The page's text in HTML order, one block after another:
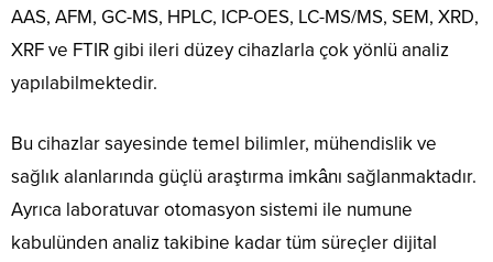
AAS, AFM, GC-MS, HPLC, ICP-OES, LC-MS/MS, SEM, XRD,
XRF ve FTIR gibi ileri düzey cihazlarla çok yönlü analiz
yapılabilmektedir.
Bu cihazlar sayesinde temel bilimler, mühendislik ve
sağlık alanlarında güçlü araştırma imkânı sağlanmaktadır.
Ayrıca laboratuvar otomasyon sistemi ile numune
kabulünden analiz takibine kadar tüm süreçler dijital